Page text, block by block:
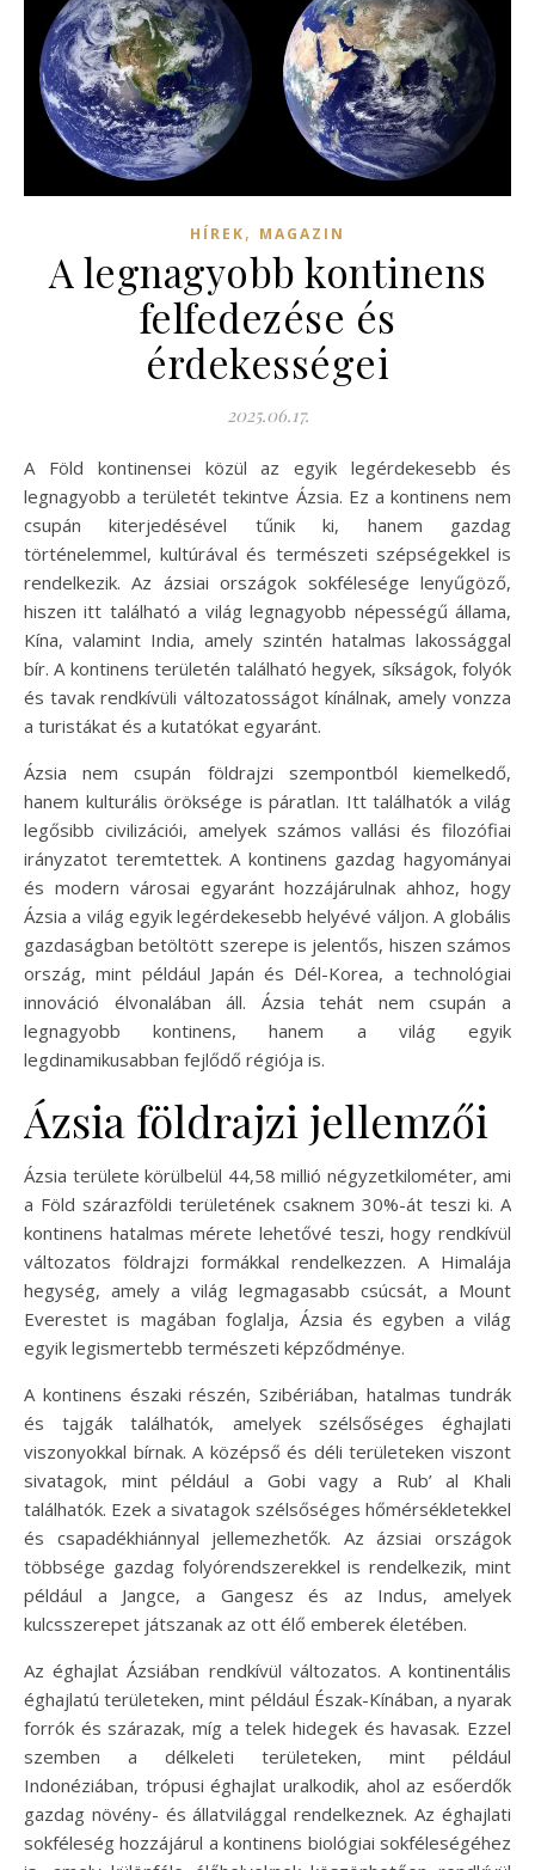
HÍREK, MAGAZIN
A legnagyobb kontinens
felfedezése és
érdekességei
2025.06.17.
A Föld kontinensei közül az egyik legérdekesebb és
legnagyobb a területét tekintve Ázsia. Ez a kontinens nem
csupán kiterjedésével tűnik ki, hanem gazdag
történelemmel, kultúrával és természeti szépségekkel is
rendelkezik. Az ázsiai országok sokfélesége lenyűgöző,
hiszen itt található a világ legnagyobb népességű állama,
Kína, valamint India, amely szintén hatalmas lakossággal
bír. A kontinens területén található hegyek, síkságok, folyók
és tavak rendkívüli változatosságot kínálnak, amely vonzza
a turistákat és a kutatókat egyaránt.
Ázsia nem csupán földrajzi szempontból kiemelkedő,
hanem kulturális öröksége is páratlan. Itt találhatók a világ
legősibb civilizációi, amelyek számos vallási és filozófiai
irányzatot teremtettek. A kontinens gazdag hagyományai
és modern városai egyaránt hozzájárulnak ahhoz, hogy
Ázsia a világ egyik legérdekesebb helyévé váljon. A globális
gazdaságban betöltött szerepe is jelentős, hiszen számos
ország, mint például Japán és Dél-Korea, a technológiai
innováció élvonalában áll. Ázsia tehát nem csupán a
legnagyobb kontinens, hanem a világ egyik
legdinamikusabban fejlődő régiója is.
Ázsia földrajzi jellemzői
Ázsia területe körülbelül 44,58 millió négyzetkilométer, ami
a Föld szárazföldi területének csaknem 30%-át teszi ki. A
kontinens hatalmas mérete lehetővé teszi, hogy rendkívül
változatos földrajzi formákkal rendelkezzen. A Himalája
hegység, amely a világ legmagasabb csúcsát, a Mount
Everestet is magában foglalja, Ázsia és egyben a világ
egyik legismertebb természeti képződménye.
A kontinens északi részén, Szibériában, hatalmas tundrák
és tajgák találhatók, amelyek szélsőséges éghajlati
viszonyokkal bírnak. A középső és déli területeken viszont
sivatagok, mint például a Gobi vagy a Rub’ al Khali
találhatók. Ezek a sivatagok szélsőséges hőmérsékletekkel
és csapadékhiánnyal jellemezhetők. Az ázsiai országok
többsége gazdag folyórendszerekkel is rendelkezik, mint
például a Jangce, a Gangesz és az Indus, amelyek
kulcsszerepet játszanak az ott élő emberek életében.
Az éghajlat Ázsiában rendkívül változatos. A kontinentális
éghajlatú területeken, mint például Észak-Kínában, a nyarak
forrók és szárazak, míg a telek hidegek és havasak. Ezzel
szemben a délkeleti területeken, mint például
Indonéziában, trópusi éghajlat uralkodik, ahol az esőerdők
gazdag növény- és állatvilággal rendelkeznek. Az éghajlati
sokféleség hozzájárul a kontinens biológiai sokféleségéhez